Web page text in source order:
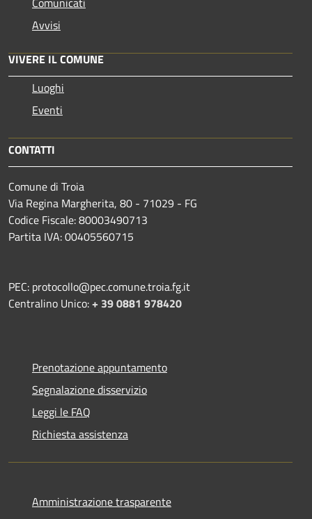
Avvisi
VIVERE IL COMUNE
Luoghi
Eventi
CONTATTI
Comune di Troia
Via Regina Margherita, 80 - 71029 - FG
Codice Fiscale: 80003490713
Partita IVA: 00405560715
PEC: protocollo@pec.comune.troia.fg.it
Centralino Unico:+ 39 0881 978420
Prenotazione appuntamento
Segnalazione disservizio
Leggi le FAQ
Richiesta assistenza
Amministrazione trasparente